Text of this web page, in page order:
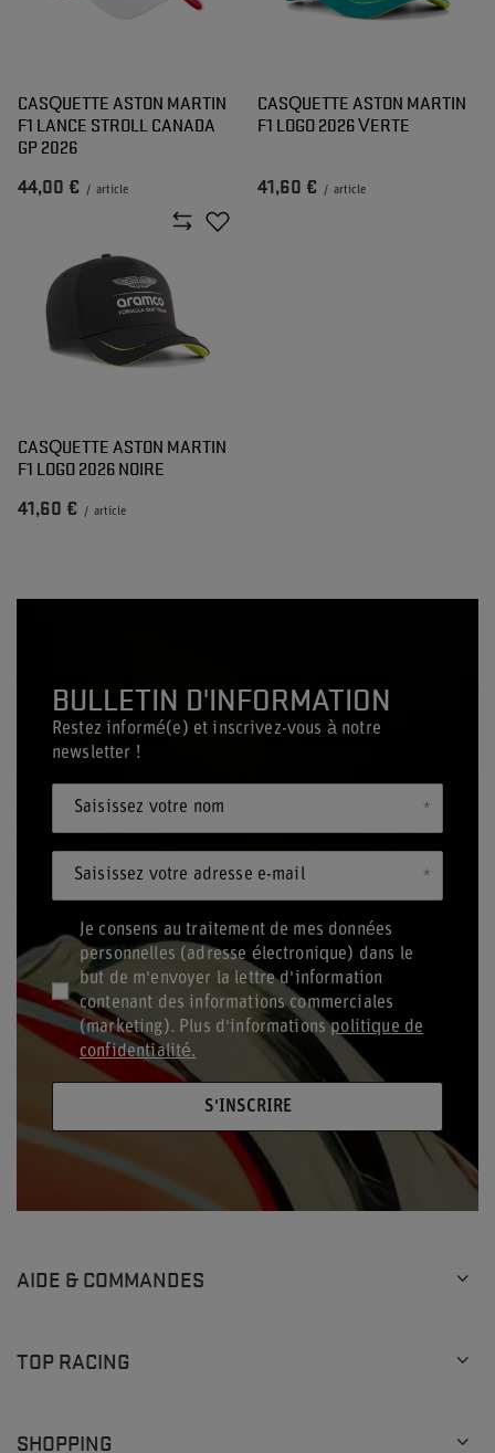
CASQUETTE ASTON MARTIN
F1 LANCE STROLL CANADA
GP 2026
44,00 € / article
CASQUETTE ASTON MARTIN
F1 LOGO 2026 VERTE
41,60 € / article
CASQUETTE ASTON MARTIN
F1 LOGO 2026 NOIRE
41,60 € / article
BULLETIN D'INFORMATION
Restez informé(e) et inscrivez-vous à notre
newsletter !
Saisissez votre nom
Saisissez votre adresse e-mail
Je consens au traitement de mes données
personnelles (adresse électronique) dans le
but de m'envoyer la lettre d'information
contenant des informations commerciales
(marketing). Plus d'informationspolitique de
confidentialité.
S'INSCRIRE
AIDE & COMMANDES
TOP RACING
SHOPPING